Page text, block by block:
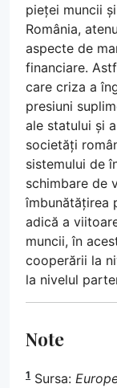
pieței muncii
România,
aspecte de
financiare.
care criza a
presiuni
ale statului și
societăți
sistemului de
schimbare de
îmbunătățirea
adică a
muncii, în
cooperării la
la nivelul
Note
1 Sursa: